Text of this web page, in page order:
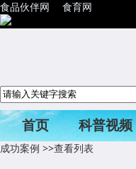
食品伙伴网 食育网
首页 科普视频
科普活动
成功案例 >>查看列表